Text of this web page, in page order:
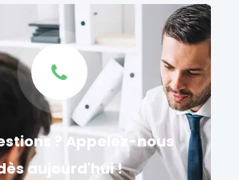
? Appelez-nous
aujourd'hui !